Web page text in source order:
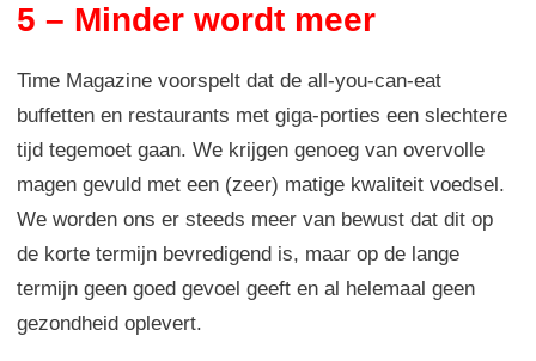
5 – Minder wordt meer
Time Magazine voorspelt dat de all-you-can-eat
buffetten en restaurants met giga-porties een slechtere
tijd tegemoet gaan. We krijgen genoeg van overvolle
magen gevuld met een (zeer) matige kwaliteit voedsel.
We worden ons er steeds meer van bewust dat dit op
de korte termijn bevredigend is, maar op de lange
termijn geen goed gevoel geeft en al helemaal geen
gezondheid oplevert.